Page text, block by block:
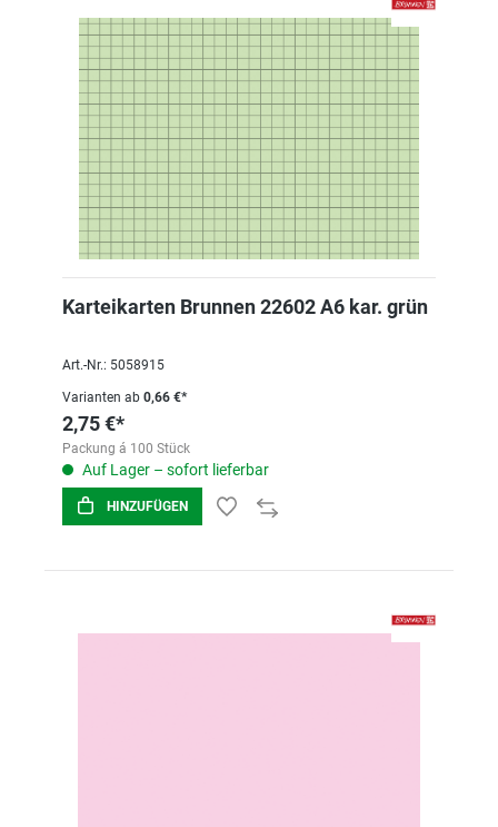
Karteikarten Brunnen 22602 A6 kar. grün
Art.-Nr.: 5058915
Varianten ab 0,66 €*
2,75 €*
Packung á 100 Stück
Auf Lager – sofort lieferbar
HINZUFÜGEN